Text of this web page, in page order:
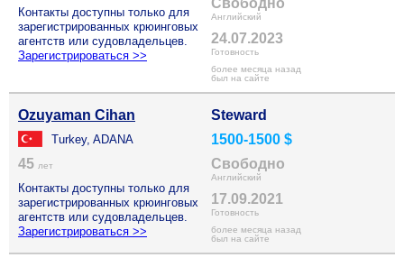
Контакты доступны только для
зарегистрированных крюинговых
агентств или судовладельцев.
Зарегистрироваться >>
Свободно
Английский
24.07.2023
Готовность
более месяца назад
был на сайте
Ozuyaman Cihan
Turkey, ADANA
45 лет
Контакты доступны только для
зарегистрированных крюинговых
агентств или судовладельцев.
Зарегистрироваться >>
Steward
1500-1500 $
Свободно
Английский
17.09.2021
Готовность
более месяца назад
был на сайте